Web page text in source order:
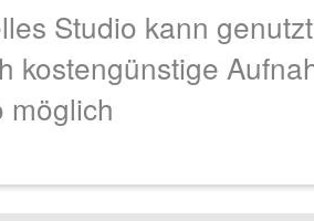
Studio kann
kostengünstige
möglich